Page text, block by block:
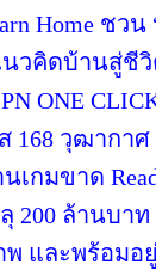
Home ชว
วคิดบ้านสู่ชี
ONE
168 วุฒากา
เกมขาด
200 ล้านบา
และพร้อมอยู่